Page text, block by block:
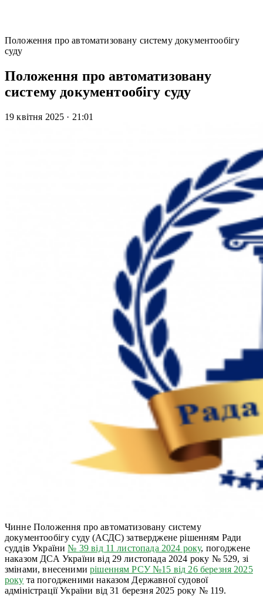
Положення про автоматизовану систему документообігу
суду
Положення про автоматизовану
систему документообігу суду
19 квітня 2025 · 21:01
Чинне Положення про автоматизовану систему
документообігу суду (АСДС) затверджене рішенням Ради
суддів України№ 39 від 11 листопада 2024 року, погоджене
наказом ДСА України від 29 листопада 2024 року № 529, зі
змінами, внесенимирішенням РСУ №15 від 26 березня 2025
року та погодженими наказом Державної судової
адміністрації України від 31 березня 2025 року № 119.